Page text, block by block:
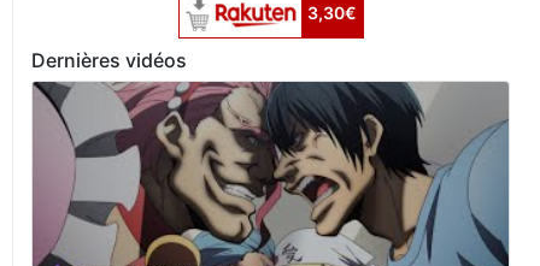
3,30€
Dernières vidéos